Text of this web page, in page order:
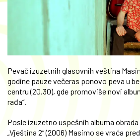
Pevač izuzetnih glasovnih veština
godine pauze večeras ponovo peva u
centru (20.30), gde promoviše novi
rađa“.
Posle izuzetno uspešnih albuma obrada
„Vještina 2“ (2006) Masimo se vraća